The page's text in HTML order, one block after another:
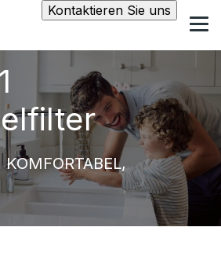
Kontaktieren Sie uns